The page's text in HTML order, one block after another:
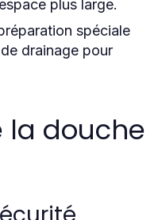
plus large.
spéciale
drainage pour
la douche